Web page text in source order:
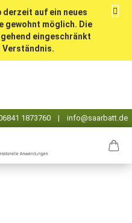
derzeit auf ein neues
gewohnt möglich. Die
eingeschränkt
Verständnis.